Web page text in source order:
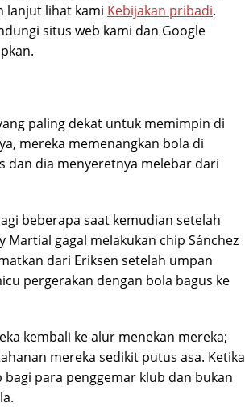
lanjut lihat kami Kebijakan pribadi.
situs web kami dan Google
paling dekat untuk memimpin di
mereka memenangkan bola di
dan dia menyeretnya melebar dari
beberapa saat kemudian setelah
gagal melakukan chip Sánchez
dari Eriksen setelah umpan
pergerakan dengan bola bagus ke
kembali ke alur menekan mereka;
mereka sedikit putus asa. Ketika
para penggemar klub dan bukan